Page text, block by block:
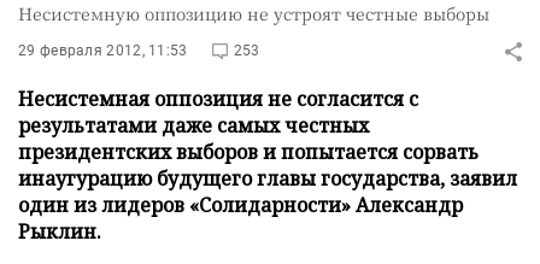
Несистемную оппозицию не устроят честные выборы
29 февраля 2012, 11:53 253
Несистемная оппозиция не согласится с
результатами даже самых честных
президентских выборов и попытается сорвать
инаугурацию будущего главы государства, заявил
один из лидеров «Солидарности» Александр
Рыклин.